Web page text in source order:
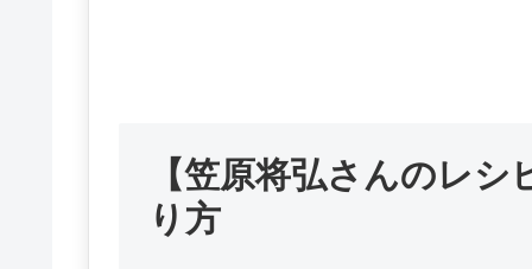
【笠原将弘さんのレ
り方